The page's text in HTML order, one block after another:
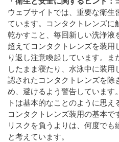
ウェブサイトでは、重要な衛生
ています。コンタクトレンズに
乾かすこと、毎回新しい洗浄液
超えてコンタクトレンズを装
り返し注意喚起しています。
したまま寝たり、水泳中に装
認されたコンタクトレンズを除
め、避けるよう警告しています
トは基本的なことのように思
コンタクトレンズ装用の基本で
リスクを負うよりは、何度で
と考えています。